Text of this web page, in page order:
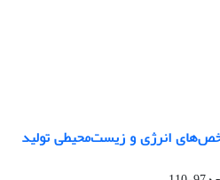
انرژی و زیست‌محیطی تولید